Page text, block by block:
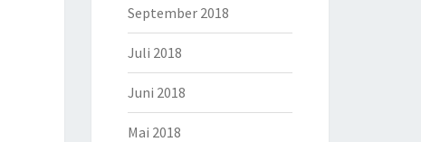
September 2018
Juli 2018
Juni 2018
Mai 2018